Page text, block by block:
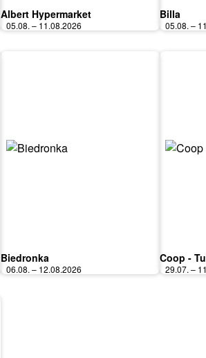
Albert Hypermarket
05.08. – 11.08.2026
Billa
05.08. –
Biedronka
06.08. – 12.08.2026
Coop -
29.07. –